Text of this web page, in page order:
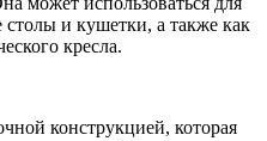
и кушетки, а также как
кресла.
конструкцией, которая